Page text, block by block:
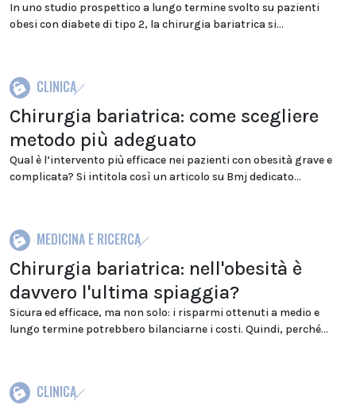
In uno studio prospettico a lungo termine svolto su pazienti
obesi con diabete di tipo 2, la chirurgia bariatrica si...
CLINICA
Chirurgia bariatrica: come scegliere
metodo più adeguato
Qual è l’intervento più efficace nei pazienti con obesità grave e
complicata? Si intitola così un articolo su Bmj dedicato...
MEDICINA E RICERCA
Chirurgia bariatrica: nell'obesità è
davvero l'ultima spiaggia?
Sicura ed efficace, ma non solo: i risparmi ottenuti a medio e
lungo termine potrebbero bilanciarne i costi. Quindi, perché...
CLINICA